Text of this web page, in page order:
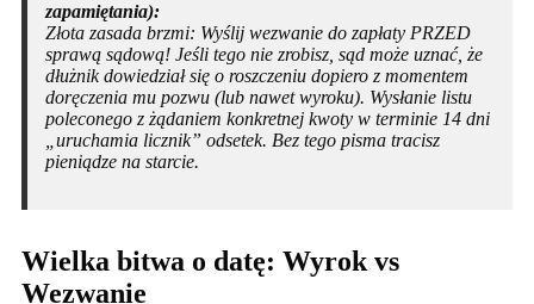
zapamiętania):
Złota zasada brzmi: Wyślij wezwanie do zapłaty PRZED
sprawą sądową! Jeśli tego nie zrobisz, sąd może uznać, że
dłużnik dowiedział się o roszczeniu dopiero z momentem
doręczenia mu pozwu (lub nawet wyroku). Wysłanie listu
poleconego z żądaniem konkretnej kwoty w terminie 14 dni
„uruchamia licznik” odsetek. Bez tego pisma tracisz
pieniądze na starcie.
Wielka bitwa o datę: Wyrok vs
Wezwanie